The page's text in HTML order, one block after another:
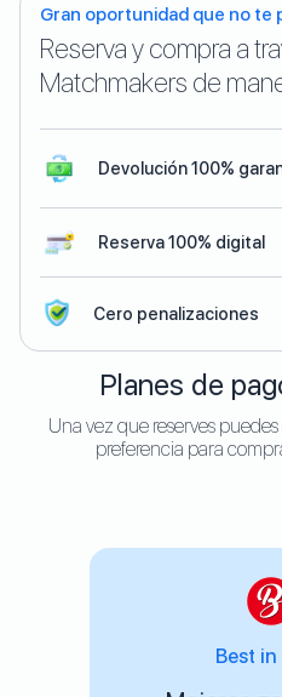
Gran oportunidad que no te
Reserva y compra a
Matchmakers de
Devolución 100%
Reserva 100% digital
Cero penalizaciones
Planes de
Una vez que reserves
preferencia para
Best